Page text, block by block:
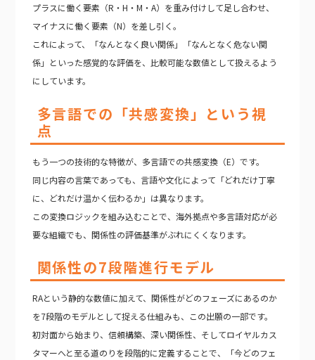
プラスに働く要素（R・H・M・A）を重み付けして足し合わせ、
マイナスに働く要素（N）を差し引く。
これによって、「なんとなく良い関係」「なんとなく危ない関
係」といった感覚的な評価を、比較可能な数値として扱えるよう
にしています。
多言語での「共感変換」という視
点
もう一つの技術的な特徴が、多言語での共感変換（E）です。
同じ内容の言葉であっても、言語や文化によって「どれだけ丁寧
に、どれだけ温かく伝わるか」は異なります。
この変換ロジックを組み込むことで、海外拠点や多言語対応が必
要な組織でも、関係性の評価基準がぶれにくくなります。
関係性の7段階進行モデル
RAという静的な数値に加えて、関係性がどのフェーズにあるのか
を7段階のモデルとして捉える仕組みも、この出願の一部です。
初対面から始まり、信頼構築、深い関係性、そしてロイヤルカス
タマーへと至る道のりを段階的に定義することで、「今どのフェ